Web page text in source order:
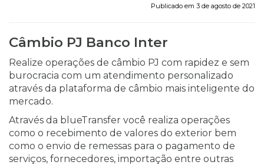
Publicado em 3 de agosto de 2021
Câmbio PJ Banco Inter
Realize operações de câmbio PJ com rapidez e sem
burocracia com um atendimento personalizado
através da plataforma de câmbio mais inteligente do
mercado.
Através da blueTransfer você realiza operações
como o recebimento de valores do exterior bem
como o envio de remessas para o pagamento de
serviços, fornecedores, importação entre outras